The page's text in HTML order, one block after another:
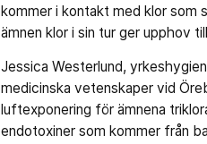
kommer i kontakt med klor som
ämnen klor i sin tur ger upphov
Jessica Westerlund,
medicinska vetenskaper vid
luftexponering för ämnena
endotoxiner som kommer från